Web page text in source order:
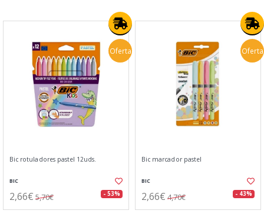
Oferta
Bic rotuladores pastel 12uds.
BIC
2,66€ 5,70€ - 53%
Oferta
Bic marcador pastel
BIC
2,66€ 4,70€ - 43%